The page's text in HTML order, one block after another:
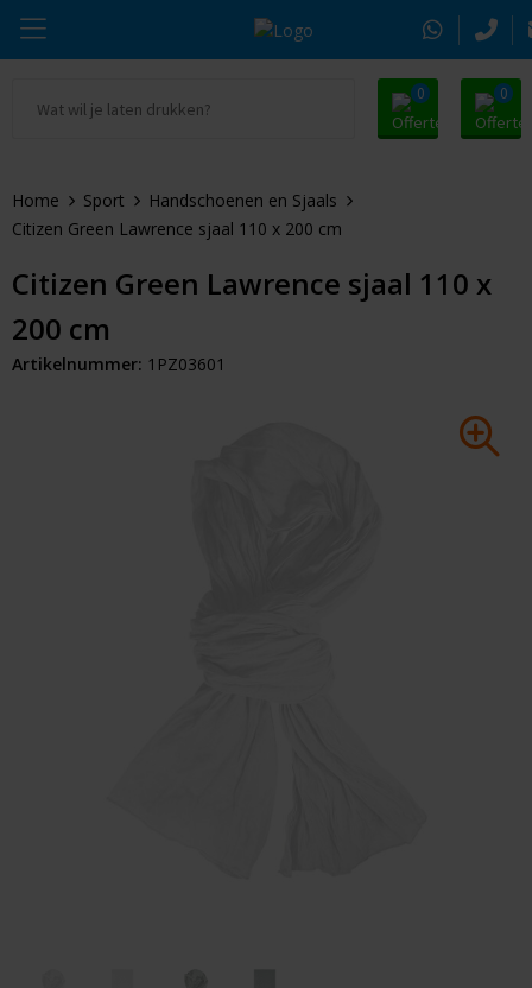
0 0
Drinkwaren
Tassen & Reizen
Alle promosnoepje
Zomer
Kerst
Thule
Alle merken
Home Sport
Handschoenen en Sjaals
Citizen Green Lawrence sjaal 110 x 200 cm
Citizen Green Lawrence sjaal 110 x
200 cm
Artikelnummer: 1PZ03601